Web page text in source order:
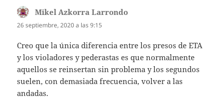
Mikel Azkorra Larrondo
26 septiembre, 2020 a las 9:15
Creo que la única diferencia entre los presos de ETA
y los violadores y pederastas es que normalmente
aquellos se reinsertan sin problema y los segundos
suelen, con demasiada frecuencia, volver a las
andadas.